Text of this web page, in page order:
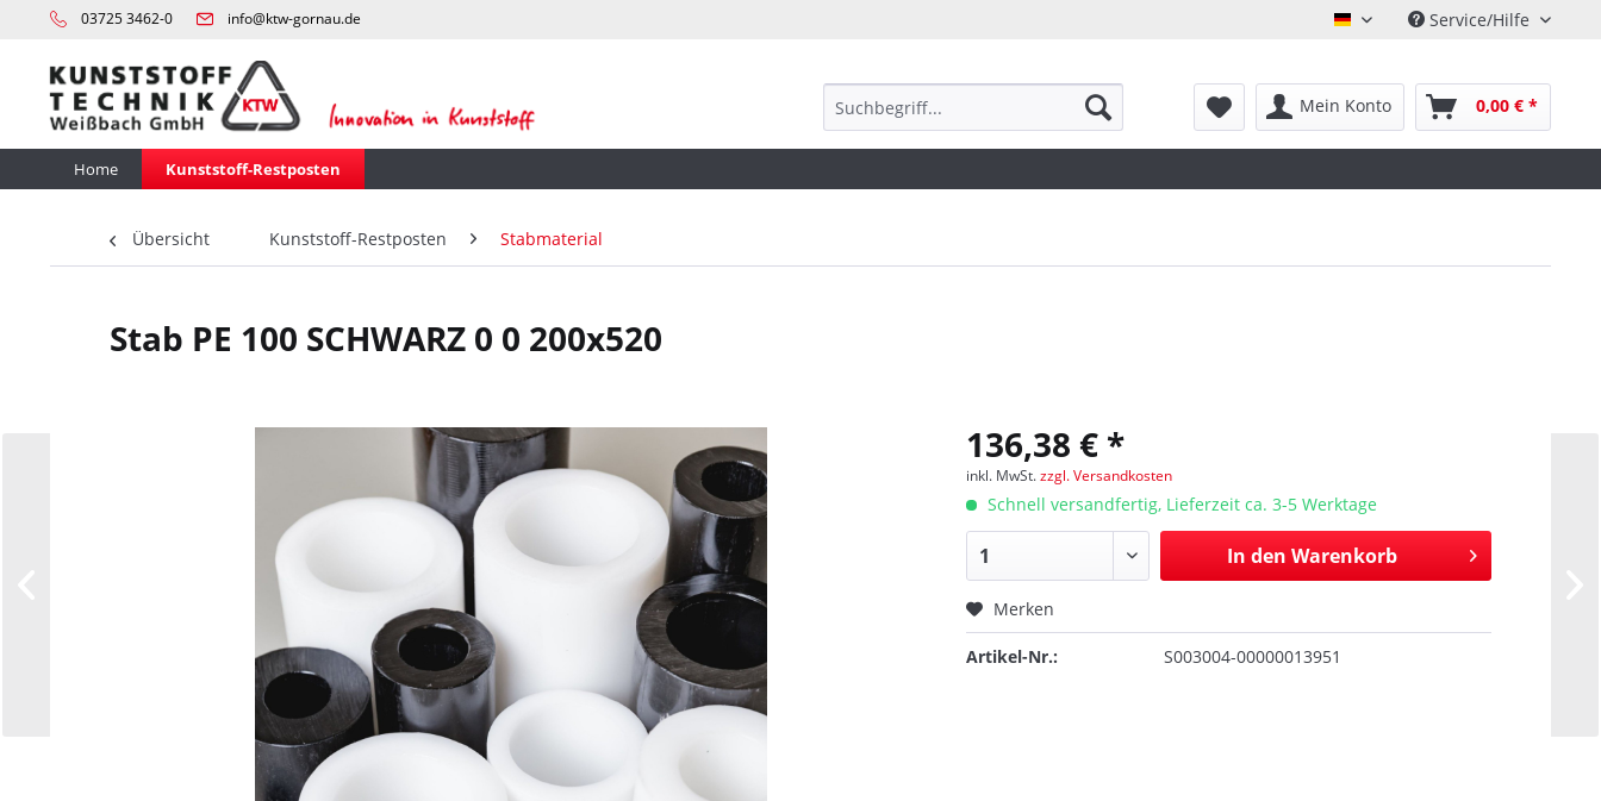
03725 3462-0 info@ktw-gornau.de Deutsch Service/Hilfe
Mein Konto 0,00 € *
Home Kunststoff-Restposten
Übersicht Kunststoff-Restposten Stabmaterial
Stab PE 100 SCHWARZ 0 0 200x520
136,38 € *
inkl. MwSt.zzgl. Versandkosten
Schnell versandfertig, Lieferzeit ca. 3-5 Werktage
In den Warenkorb
Merken
Artikel-Nr.: S003004-00000013951